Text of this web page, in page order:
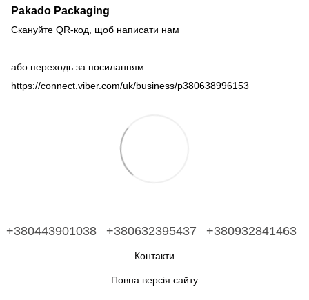
Pakado Packaging
Скануйте QR-код, щоб написати нам
або переходь за посиланням:
https://connect.viber.com/uk/business/p380638996153
+380443901038 +380632395437 +380932841463
Контакти
Повна версія сайту